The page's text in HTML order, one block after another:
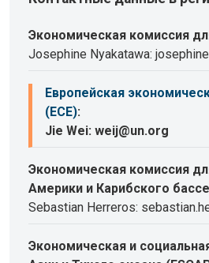
Экономическая комиссия
Josephine Nyakatawa:
Европейская
(ECE):
Jie Wei: weij@un.org
Экономическая комиссия
Америки и Карибского
Sebastian Herreros:
Экономическая и